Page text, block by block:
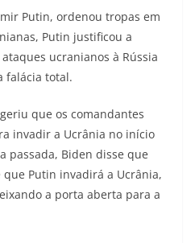
Putin, ordenou tropas em
Putin justificou a
ucranianos à Rússia
falácia total.
que os comandantes
invadir a Ucrânia no início
passada, Biden disse que
Putin invadirá a Ucrânia,
a porta aberta para a